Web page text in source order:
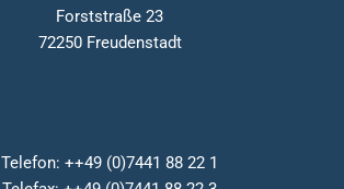
Forststraße 23
72250 Freudenstadt
Telefon: ++49 (0)7441 88 22 1